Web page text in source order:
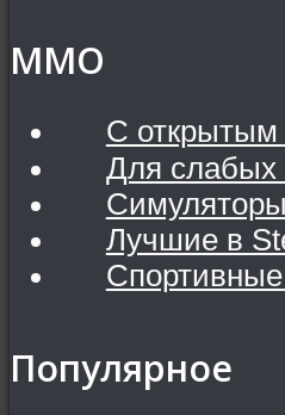
MMO
С
Для
Лучшие в
Популярное